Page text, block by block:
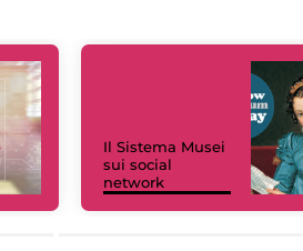
Il Sistema Musei
sui social
network